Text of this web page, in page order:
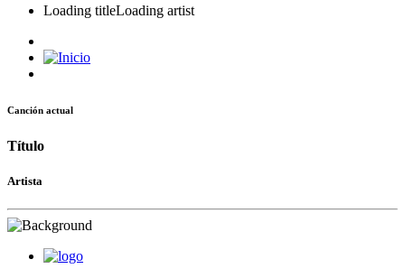
Loading titleLoading artist
Canción actual
Título
Artista